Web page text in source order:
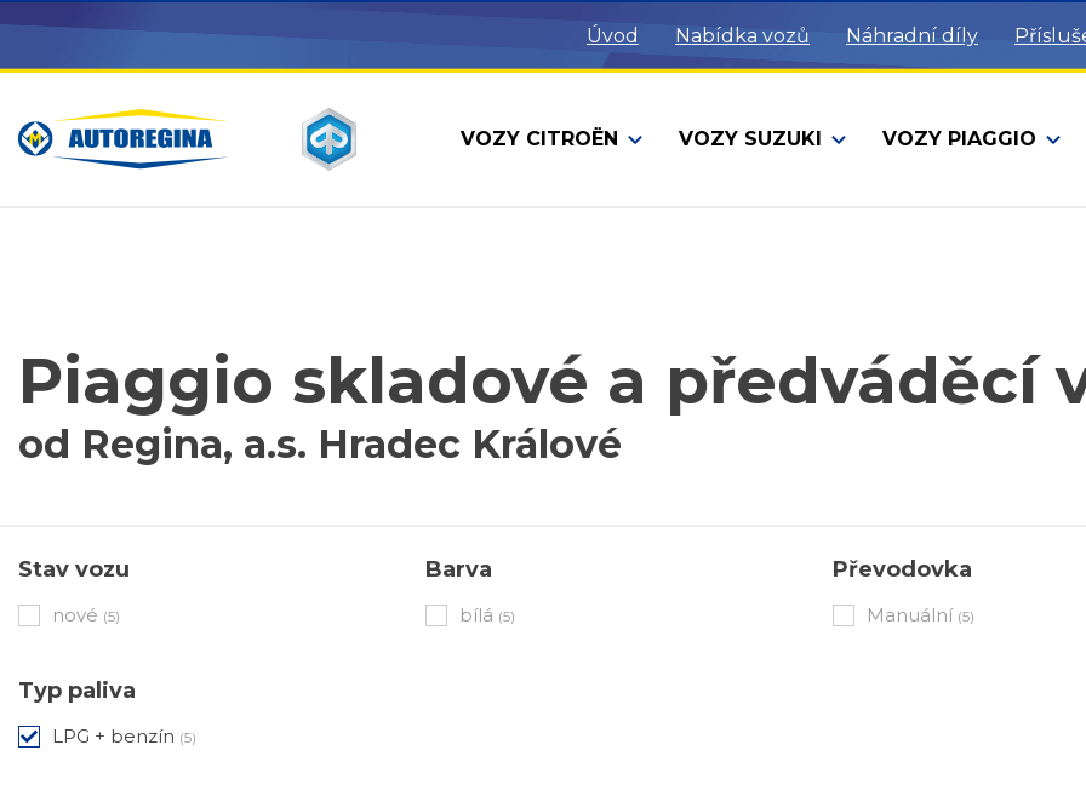
Úvod Nabídka vozů Náhradní díly
VOZY CITROËN VOZY SUZUKI VOZY PIAGGIO
Piaggio skladové a předváděcí
od Regina, a.s. Hradec Králové
Stav vozu
nové (5)
Barva
bílá (5)
Převodovka
Manuální (5)
Typ paliva
LPG + benzín (5)